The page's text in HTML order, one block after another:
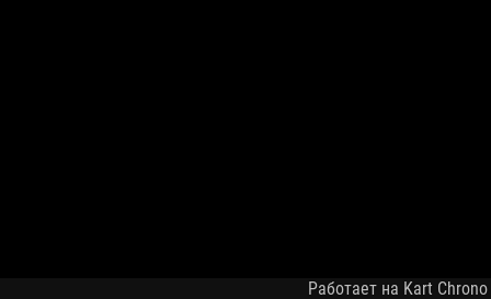
Работает на Kart Chrono